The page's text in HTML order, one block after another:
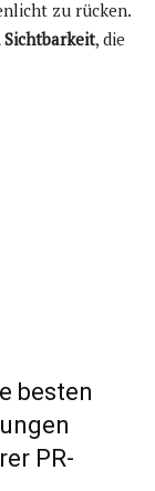
zu rücken.
Sichtbarkeit, die
besten
PR-